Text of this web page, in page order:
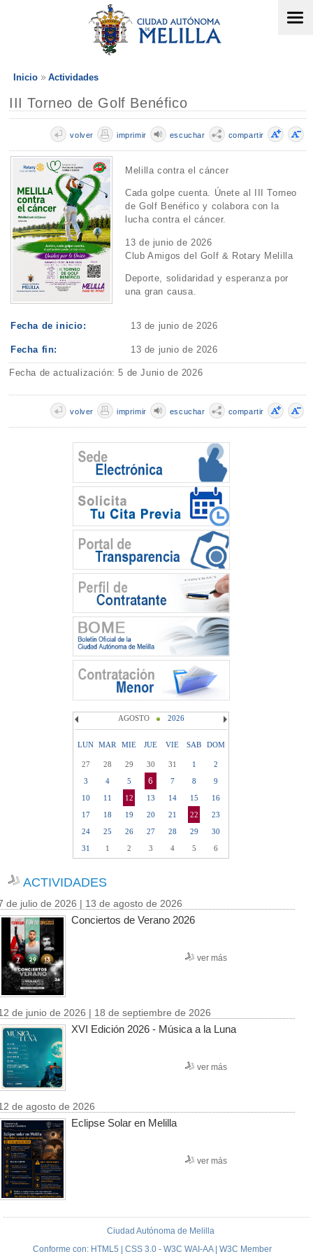
Inicio Actividades
III Torneo de Golf Benéfico
compartir
escuchar
imprimir
volver
Melilla contra el cáncer
Cada golpe cuenta. Únete al III Torneo
de Golf Benéfico y colabora con la
lucha contra el cáncer.
13 de junio de 2026
Club Amigos del Golf & Rotary Melilla
Deporte, solidaridad y esperanza por
una gran causa.
Fecha de inicio: 13 de junio de 2026
Fecha fin: 13 de junio de 2026
Fecha de actualización: 5 de Junio de 2026
compartir
escuchar
imprimir
volver
AGOSTO 2026
LUN MAR MIE JUE VIE SAB DOM
27 28 29 30 31 1
2
3
4 5 6 7 8
9
10
11 12 13 14 15
16
17
18 19 20 21 22
23
24
25 26 27 28 29
30
31
1 2 3 4 5 6
ACTIVIDADES
de julio de 2026 | 13 de agosto de 2026
Conciertos de Verano 2026
ver más
de junio de 2026 | 18 de septiembre de 2026
XVI Edición 2026 - Música a la Luna
ver más
de agosto de 2026
Eclipse Solar en Melilla
ver más
Ciudad Autónoma de Melilla
Conforme con: HTML5 | CSS 3.0 - W3C WAI-AA | W3C Member